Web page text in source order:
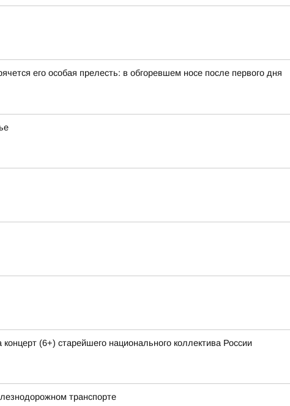
его особая прелесть: в обгоревшем носе после первого дня
(6+) старейшего национального коллектива России
транспорте